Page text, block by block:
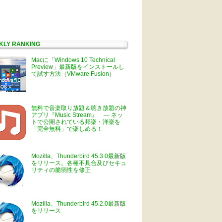
RANKING
Macに「Windows 10 Technical
Preview」最新版をインストールし
て試す方法（VMware Fusion）
無料で音楽取り放題＆聴き放題の神
アプリ『Music Stream』 ― ネッ
トで公開されている邦楽・洋楽を
「完全無料」で楽しめる！
Mozilla、Thunderbird 45.3.0最新版
をリリース。各種不具合及びセキュ
リティの脆弱性を修正
Mozilla、Thunderbird 45.2.0最新版
をリリース